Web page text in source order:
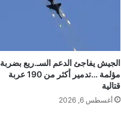
الجيش يفاجئ الدعم السـ.ريع بضربة
مؤلمة …تدمير أكثر من 190 عربة
قتالية
أغسطس 6, 2026